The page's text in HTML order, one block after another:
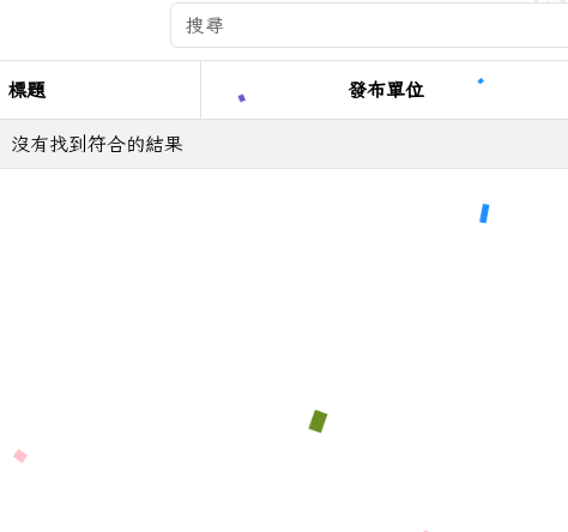
標題 發布單位
沒有找到符合的結果